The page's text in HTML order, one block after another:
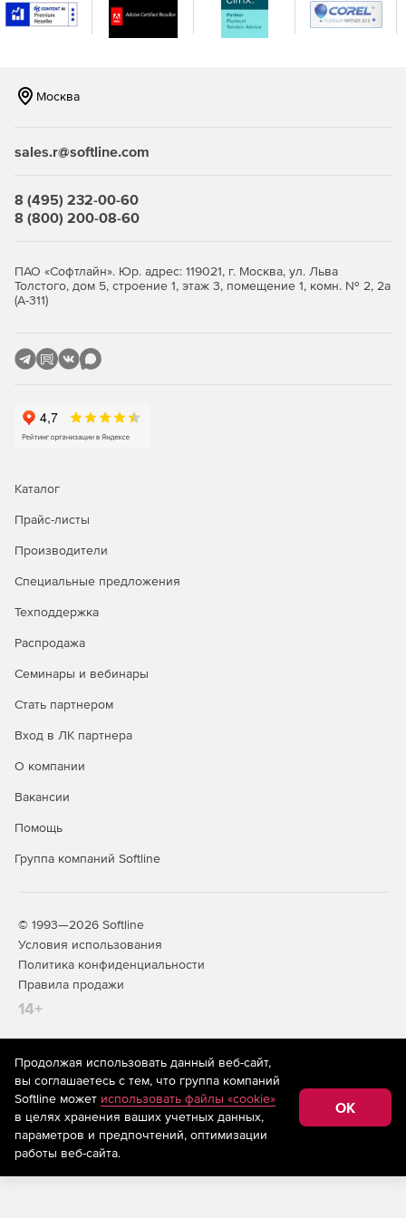
Москва
sales.r@softline.com
8 (495) 232-00-60
8 (800) 200-08-60
ПАО «Софтлайн». Юр. адрес: 119021, г. Москва, ул. Льва
Толстого, дом 5, строение 1, этаж 3, помещение 1, комн. № 2, 2а
(А-311)
Каталог
Прайс-листы
Производители
Специальные предложения
Техподдержка
Распродажа
Семинары и вебинары
Стать партнером
Вход в ЛК партнера
О компании
Вакансии
Помощь
Группа компаний Softline
© 1993—2026 Softline
Условия использования
Политика конфиденциальности
Правила продажи
14+
На информационном ресурсе store.softline.ru применяются
рекомендательные технологии(информационные технологии
предоставления информации на основе сбора,
систематизации и анализа сведений, относящихся к
предпочтениям пользователей сети «Интернет»,
находящихся на территории Российской Федерации)
Продолжая использовать данный веб-сайт,
вы соглашаетесь с тем, что группа компаний
Softline может использовать файлы «cookie»
в целях хранения ваших учетных данных,
параметров и предпочтений, оптимизации
работы веб-сайта.
OK